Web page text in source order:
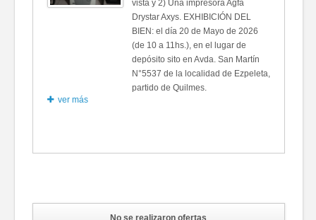
vista y 2) Una impresora Agfa
Drystar Axys. EXHIBICIÓN DEL
BIEN: el día 20 de Mayo de 2026
(de 10 a 11hs.), en el lugar de
depósito sito en Avda. San Martín
N°5537 de la localidad de Ezpeleta,
partido de Quilmes.
ver más